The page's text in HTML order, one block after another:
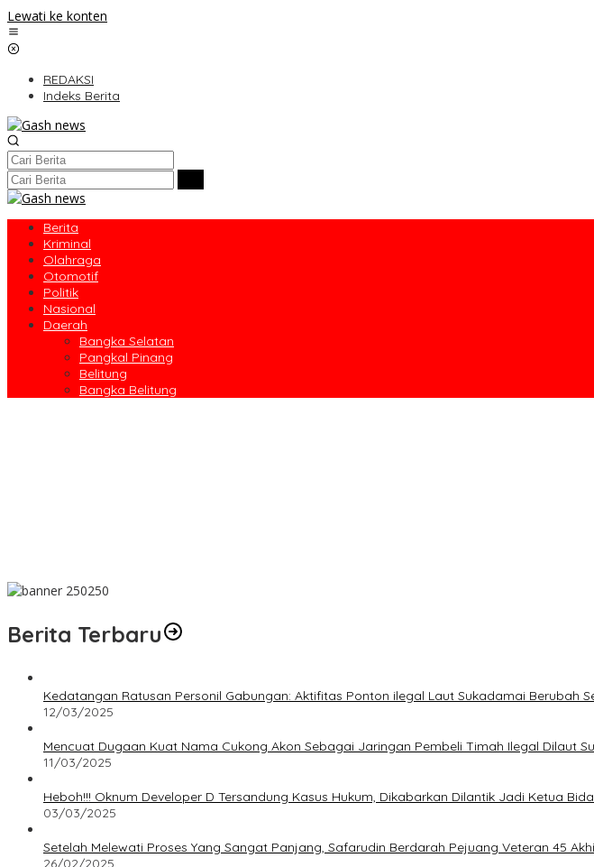
Lewati ke konten
REDAKSI
Indeks Berita
Berita
Kriminal
Olahraga
Otomotif
Politik
Nasional
Daerah
Bangka Selatan
Pangkal Pinang
Belitung
Bangka Belitung
Berita Terbaru
Kedatangan Ratusan Personil Gabungan: Aktifitas Ponton ilegal Laut Sukadamai Berubah
12/03/2025
Mencuat Dugaan Kuat Nama Cukong Akon Sebagai Jaringan Pembeli Timah Ilegal Dilaut
11/03/2025
Heboh!!! Oknum Developer D Tersandung Kasus Hukum, Dikabarkan Dilantik Jadi Ketua
03/03/2025
Setelah Melewati Proses Yang Sangat Panjang, Safarudin Berdarah Pejuang Veteran 45
26/02/2025